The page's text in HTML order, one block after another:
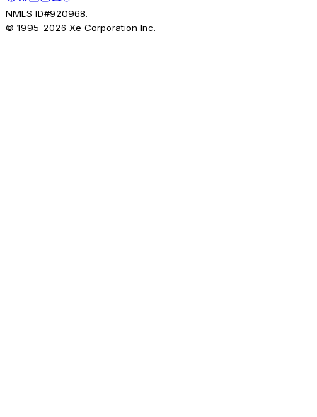
NMLS ID#920968.
© 1995-2026 Xe Corporation Inc.